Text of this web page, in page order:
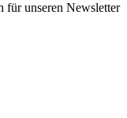
für unseren Newsletter